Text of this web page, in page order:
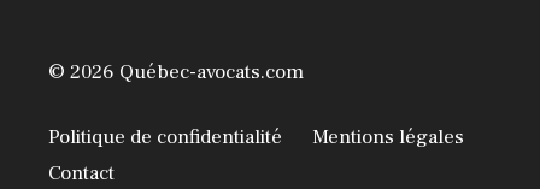
© 2026 Québec-avocats.com
Politique de confidentialité
Mentions légales
Contact